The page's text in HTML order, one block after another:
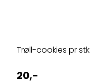
Trøll-cookies pr stk
20,-